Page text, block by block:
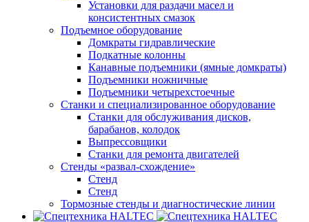
Установки для раздачи масел и
консистентных смазок
Подъемное оборудование
Домкраты гидравлические
Подкатные колонны
Канавные подъемники (ямные домкраты)
Подъемники ножничные
Подъемники четырехстоечные
Станки и специализированное оборудование
Станки для обслуживания дисков,
барабанов, колодок
Выпрессовщики
Станки для ремонта двигателей
Стенды «развал-схождение»
Стенд
Стенд
Тормозные стенды и диагностические линии